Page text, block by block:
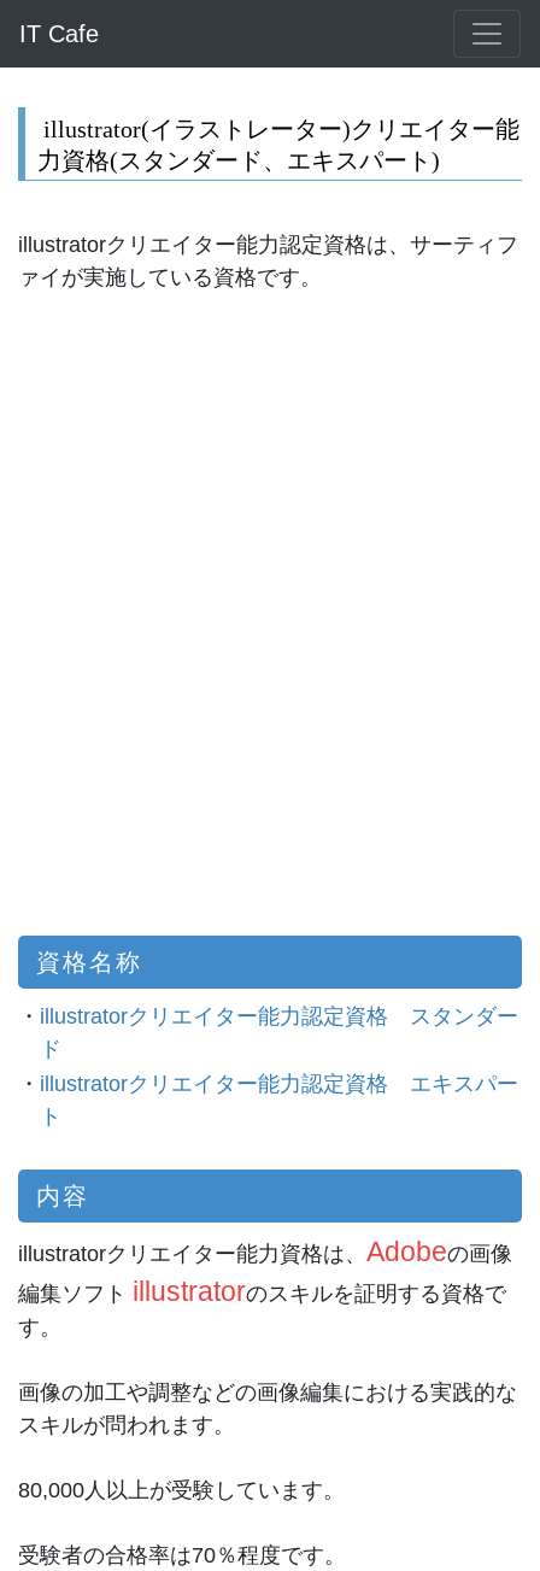
IT Cafe
illustrator(イラストレーター)クリエイター能
力資格(スタンダード、エキスパート)
illustratorクリエイター能力認定資格は、サーティフ
ァイが実施している資格です。
資格名称
・ illustratorクリエイター能力認定資格 スタンダー
ド
・ illustratorクリエイター能力認定資格 エキスパー
ト
内容
illustratorクリエイター能力資格は、 Adobeの画像
編集ソフト illustratorのスキルを証明する資格で
す。
画像の加工や調整などの画像編集における実践的な
スキルが問われます。
80,000人以上が受験しています。
受験者の合格率は70％程度です。